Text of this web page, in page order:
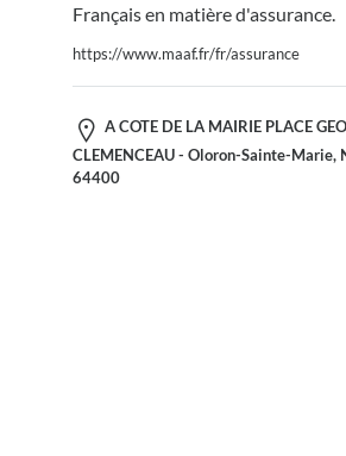
Français en matière d'assurance.
https://www.maaf.fr/fr/assurance
A COTE DE LA MAIRIE PLACE
CLEMENCEAU - Oloron-Sainte-Marie,
64400